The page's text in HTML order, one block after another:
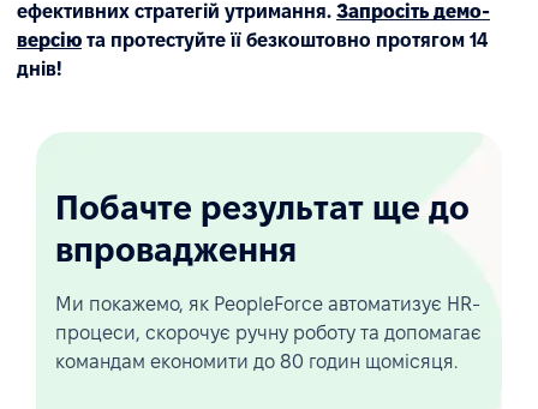
ефективних стратегій утримання. Запросіть демо-
версію та протестуйте її безкоштовно протягом 14
днів!
Побачте результат ще до
впровадження
Ми покажемо, як PeopleForce автоматизує HR-
процеси, скорочує ручну роботу та допомагає
командам економити до 80 годин щомісяця.